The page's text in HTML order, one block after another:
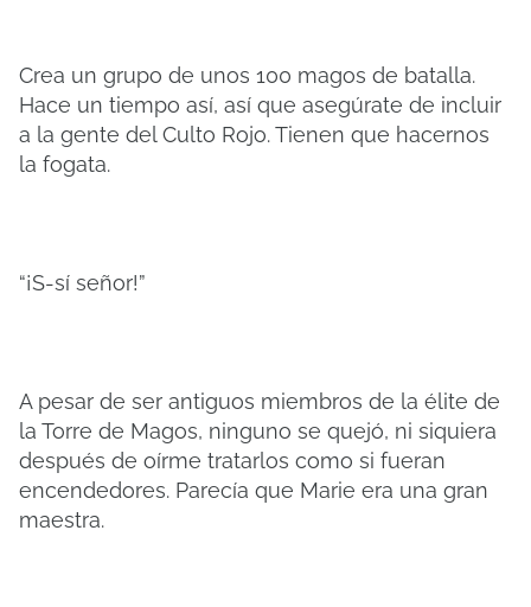
Crea un grupo de unos 100 magos de batalla.
Hace un tiempo así, así que asegúrate de incluir
a la gente del Culto Rojo. Tienen que hacernos
la fogata.
“¡S-sí señor!”
A pesar de ser antiguos miembros de la élite de
la Torre de Magos, ninguno se quejó, ni siquiera
después de oírme tratarlos como si fueran
encendedores. Parecía que Marie era una gran
maestra.